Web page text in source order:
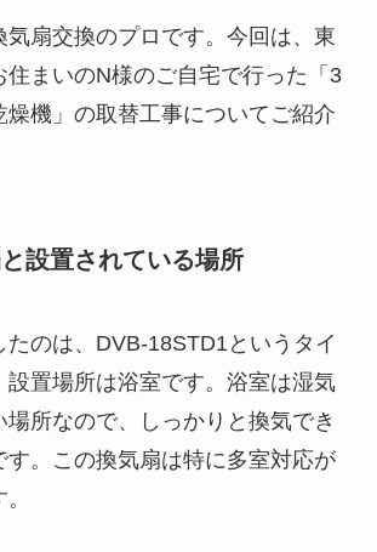
気扇交換のプロです。今回は、東
住まいのN様のご自宅で行った「3
燥機」の取替工事についてご紹介
設置されている場所
のは、DVB-18STD1というタイ
設置場所は浴室です。浴室は湿気
場所なので、しっかりと換気でき
す。この換気扇は特に多室対応が